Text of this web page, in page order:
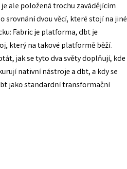
ale položená trochu zavádějícím
srovnání dvou věcí, které stojí na jiné
Fabric je platforma, dbt je
který na takové platformě běží.
jak se tyto dva světy doplňují, kde
nativní nástroje a dbt, a kdy se
jako standardní transformační